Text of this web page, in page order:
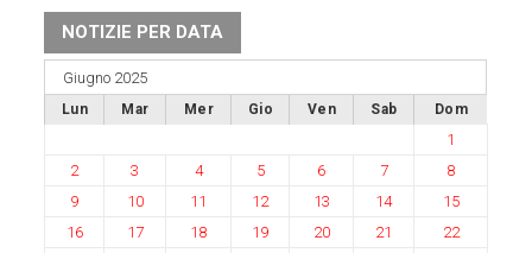
NOTIZIE PER DATA
Giugno 2025
Lun Mar Mer Gio Ven Sab Dom
1
2
3 4 5 6 7
8
9
10 11 12 13 14
15
16
17 18 19 20 21
22